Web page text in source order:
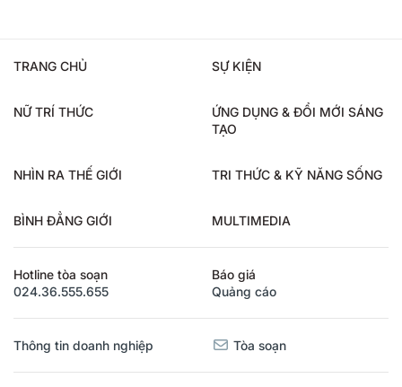
TRANG CHỦ SỰ KIỆN
NỮ TRÍ THỨC
ỨNG DỤNG & ĐỔI MỚI SÁNG
TẠO
NHÌN RA THẾ GIỚI TRI THỨC & KỸ NĂNG SỐNG
BÌNH ĐẲNG GIỚI MULTIMEDIA
Hotline tòa soạn
024.36.555.655
Báo giá
Quảng cáo
Thông tin doanh nghiệp Tòa soạn